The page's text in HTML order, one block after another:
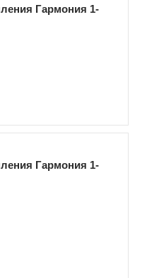
Гармония 1-
Гармония 1-